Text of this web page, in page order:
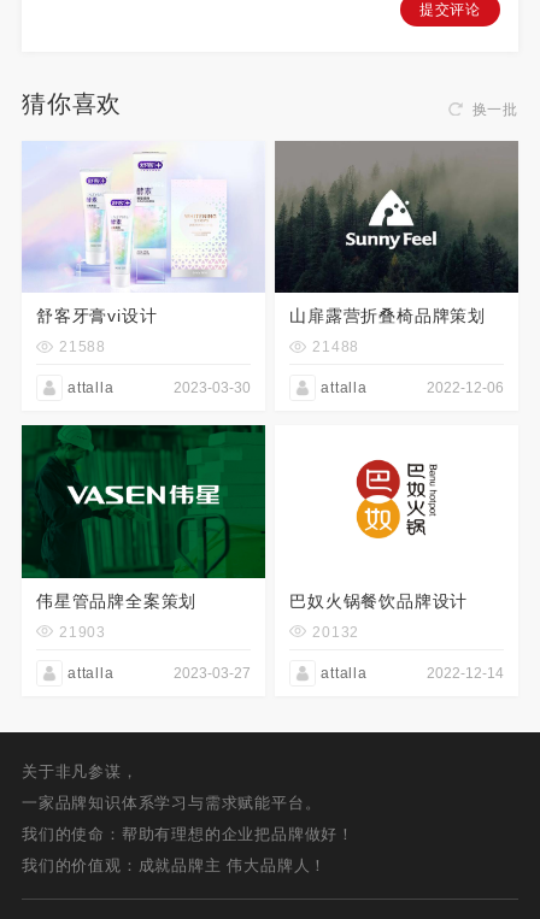
提交评论
猜你喜欢 换一批
舒客牙膏vi设计
21588
attalla 2023-03-30
山扉露营折叠椅品牌策划
21488
attalla 2022-12-06
伟星管品牌全案策划
21903
attalla 2023-03-27
巴奴火锅餐饮品牌设计
20132
attalla 2022-12-14
关于非凡参谋，
一家品牌知识体系学习与需求赋能平台。
我们的使命：帮助有理想的企业把品牌做好！
我们的价值观：成就品牌主 伟大品牌人！